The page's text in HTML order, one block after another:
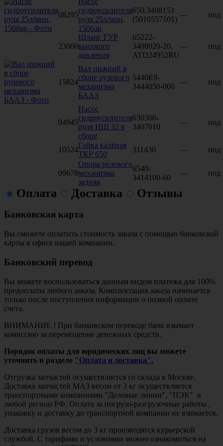
08295
гидроусилителя
руля 25л/мин,
150бар
650.3408153
(5010557101)
— под
23060
Шланг ГУР
высокого
давления
65222-
3408020-20,
ATD24952RU
— под
15824
Вал нижний в
сборе рулевого
механизма
БААЗ
5440Е9-
3444050-000
— под
04945
Насос
гидроусилителя
руля НШ 32 в
сборе
630300-
3407010
— под
10524
Гайка калёная
ТКР 650
311430 — под
09678
Опора релевого
механизма
задняя
6540-
3414100-60
— под
Оплата Доставка Отзывы
Банковская карта
Вы сможете оплатить стоимость заказа с помощью банковской
карты в офисе нашей компании.
Банковский перевод
Вы можете воспользоваться данным видом платежа для 100%
предоплаты любого заказа. Комплектация заказа начинается
только после поступления информации о полной оплате
счета.
ВНИМАНИЕ ! При банковском переводе банк взымает
комиссию за перемещение денежных средств.
Порядок оплаты для юридических лиц вы можете
уточнить в разделе "Оплата и доставка".
Отгрузка запчастей осуществляется со склада в Москве.
Доставка запчастей МАЗ весом от 3 кг осуществляется
транспортными компаниями "Деловые линии", "ПЭК" в
любой регион РФ. Оплата за погрузо-разгрузочные работы ,
упаковку и доставку до транспортной компании не взимается.
Доставка грузов весом до 3 кг производятся курьерской
службой. С тарифами и условиями можно ознакомиться на